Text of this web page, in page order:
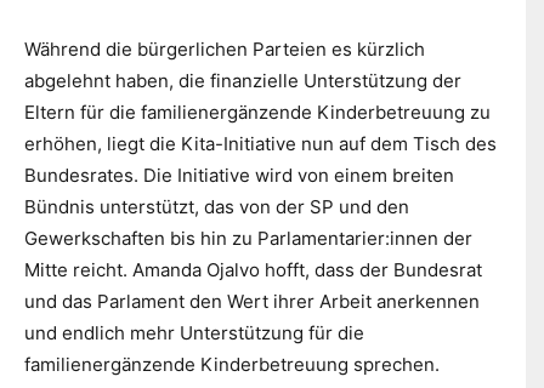
Während die bürgerlichen Parteien es kürzlich
abgelehnt haben, die finanzielle Unterstützung der
Eltern für die familienergänzende Kinderbetreuung zu
erhöhen, liegt die Kita-Initiative nun auf dem Tisch des
Bundesrates. Die Initiative wird von einem breiten
Bündnis unterstützt, das von der SP und den
Gewerkschaften bis hin zu Parlamentarier:innen der
Mitte reicht. Amanda Ojalvo hofft, dass der Bundesrat
und das Parlament den Wert ihrer Arbeit anerkennen
und endlich mehr Unterstützung für die
familienergänzende Kinderbetreuung sprechen.